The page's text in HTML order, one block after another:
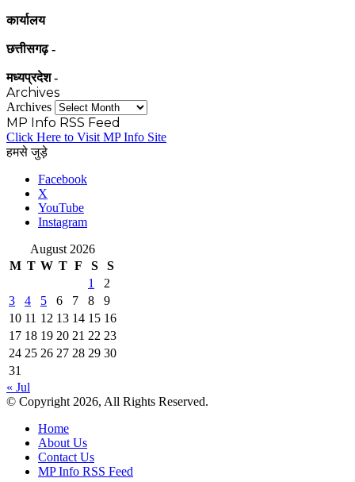
कार्यालय
छत्तीसगढ़ -
मध्यप्रदेश -
Archives
Archives
MP Info RSS Feed
Click Here to Visit MP Info Site
हमसे जुड़े
Facebook
X
YouTube
Instagram
August 2026
M T W T F S
S
1
2
3
4 5 6 7 8
9
10 11 12 13 14 15 16
17 18 19 20 21 22 23
24 25 26 27 28 29 30
31
« Jul
© Copyright 2026, All Rights Reserved.
Home
About Us
Contact Us
MP Info RSS Feed